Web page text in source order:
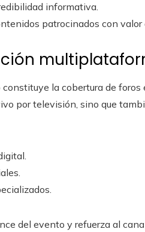
informativa.
patrocinados con valor
la cobertura de
por televisión, sino que
del evento y refuerza al